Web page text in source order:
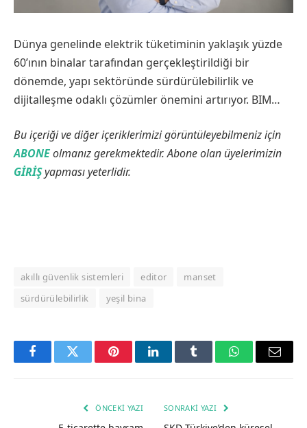
Dünya genelinde elektrik tüketiminin yaklaşık yüzde
60’ının binalar tarafından gerçekleştirildiği bir
dönemde, yapı sektöründe sürdürülebilirlik ve
dijitalleşme odaklı çözümler önemini artırıyor. BIM…
Bu içeriği ve diğer içeriklerimizi görüntüleyebilmeniz için
ABONEolmanız gerekmektedir. Abone olan üyelerimizin
GİRİŞyapması yeterlidir.
akıllı güvenlik sistemleri editor
manset
sürdürülebilirlik
yeşil bina
FacebookTwitter PinterestLinkedInTumblr WhatsAppEmail
ÖNCEKI YAZI SONRAKI YAZI